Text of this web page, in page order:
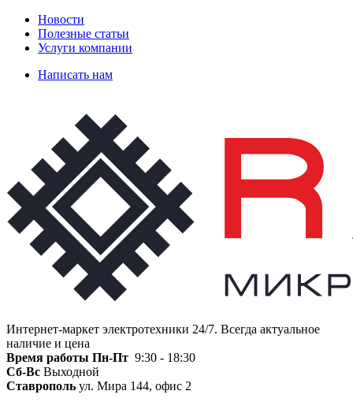
Новости
Полезные статьи
Услуги компании
Написать нам
Интернет-маркет электротехники 24/7. Всегда актуальное
наличие и цена
Время работы Пн-Пт 9:30 - 18:30
Сб-Вс Выходной
Ставрополь ул. Мира 144, офис 2